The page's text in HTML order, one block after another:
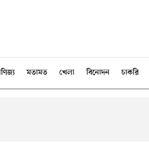
মতামত খেলা বিনোদন চাকরি